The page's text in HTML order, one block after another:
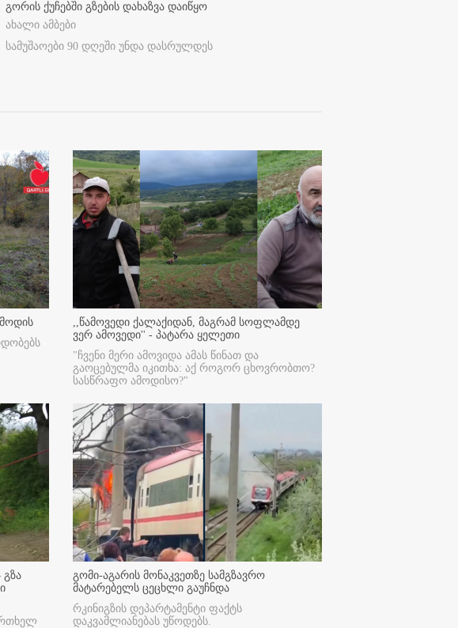
გორის ქუჩებში გზების დახაზვა დაიწყო
ახალი ამბები
სამუშაოები 90 დღეში უნდა დასრულდეს
,,წამოვედი ქალაქიდან, მაგრამ სოფლამდე
ვერ ამოვედი'' - პატარა ყელეთი
"ჩვენი მერი ამოვიდა ამას წინათ და
გაოცებულმა იკითხა: აქ როგორ ცხოვრობთო?
სასწრაფო ამოდისო?"
გომი-აგარის მონაკვეთზე სამგზავრო
მატარებელს ცეცხლი გაუჩნდა
რკინიგზის დეპარტამენტი ფაქტს
დაკვამლიანებას უწოდებს.